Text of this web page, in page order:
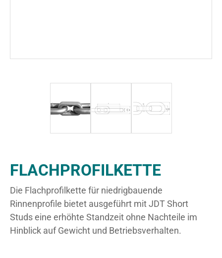
FLACHPROFILKETTE
Die Flachprofilkette für niedrigbauende
Rinnenprofile bietet ausgeführt mit JDT Short
Studs eine erhöhte Standzeit ohne Nachteile im
Hinblick auf Gewicht und Betriebsverhalten.